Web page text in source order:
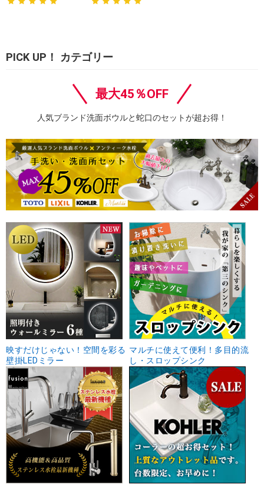
PICK UP！ カテゴリー
最大45％OFF
人気ブランド洗面ボウルと蛇口のセットが超お得！
映すだけじゃない！空間を彩る
壁掛LEDミラー
マルチに使えて便利！多目的流
し・スロップシンク